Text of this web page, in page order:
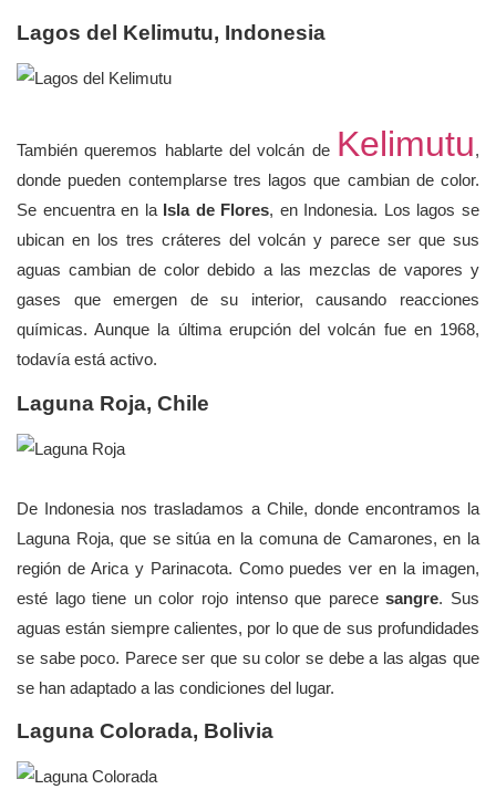
Lagos del Kelimutu, Indonesia
También queremos hablarte del volcán de Kelimutu,
donde pueden contemplarse tres lagos que cambian de color.
Se encuentra en la Isla de Flores, en Indonesia. Los lagos se
ubican en los tres cráteres del volcán y parece ser que sus
aguas cambian de color debido a las mezclas de vapores y
gases que emergen de su interior, causando reacciones
químicas. Aunque la última erupción del volcán fue en 1968,
todavía está activo.
Laguna Roja, Chile
De Indonesia nos trasladamos a Chile, donde encontramos la
Laguna Roja, que se sitúa en la comuna de Camarones, en la
región de Arica y Parinacota. Como puedes ver en la imagen,
esté lago tiene un color rojo intenso que parecesangre. Sus
aguas están siempre calientes, por lo que de sus profundidades
se sabe poco. Parece ser que su color se debe a las algas que
se han adaptado a las condiciones del lugar.
Laguna Colorada, Bolivia